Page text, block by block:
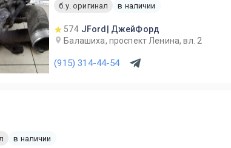
б.у. оригинал
в наличии
574 JFord| ДжейФорд
Балашиха, проспект Ленина, вл. 2
(915) 314-44-54
в наличии